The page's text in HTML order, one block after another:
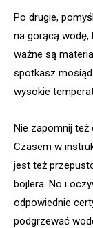
Po drugie,
na gorącą wodę,
ważne są
spotkasz
wysokie
Nie zapomnij też
Czasem w
jest też
bojlera. No i
odpowiednie
podgrzewać